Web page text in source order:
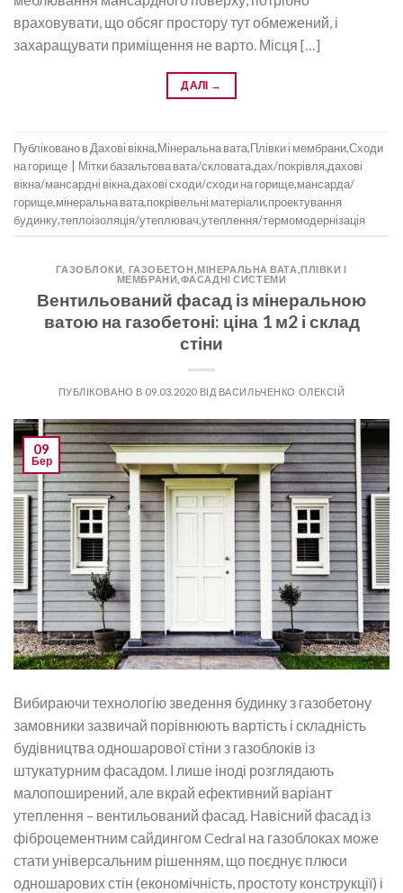
враховувати, що обсяг простору тут обмежений, і
захаращувати приміщення не варто. Місця […]
ДАЛІ →
Публіковано вДахові вікна,Мінеральна вата,Плівки і мембрани,Сходи
на горище
Міткибазальтова вата/скловата,дах/покрівля,дахові
вікна/мансардні вікна,дахові сходи/сходи на горище,мансарда/
горище,мінеральна вата,покрівельні матеріали,проектування
будинку,теплоізоляція/утеплювач,утеплення/термомодернізація
ГАЗОБЛОКИ, ГАЗОБЕТОН ,МІНЕРАЛЬНА ВАТА ,ПЛІВКИ І
МЕМБРАНИ ФАСАДНІ СИСТЕМИ
Вентильований фасад із мінеральною
ватою на газобетоні: ціна 1 м2 і склад
стіни
ПУБЛІКОВАНО В 09.03.2020 ВІД ВАСИЛЬЧЕНКО ОЛЕКСІЙ
09
Бер
Вибираючи технологію зведення будинку з газобетону
замовники зазвичай порівнюють вартість і складність
будівництва одношарової стіни з газоблоків із
штукатурним фасадом. І лише іноді розглядають
малопоширений, але вкрай ефективний варіант
утеплення – вентильований фасад. Навісний фасад із
фіброцементним сайдингом Cedral на газоблоках може
стати універсальним рішенням, що поєднує плюси
одношарових стін (економічність, простоту конструкції) і